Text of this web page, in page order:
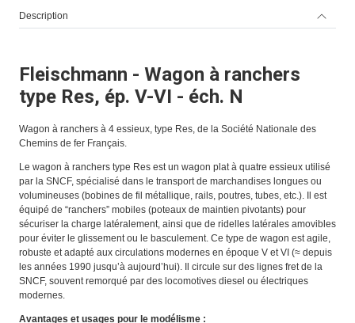
Description
Fleischmann - Wagon à ranchers
type Res, ép. V-VI - éch. N
Wagon à ranchers à 4 essieux, type Res, de la Société Nationale des
Chemins de fer Français.
Le wagon à ranchers type Res est un wagon plat à quatre essieux utilisé
par la SNCF, spécialisé dans le transport de marchandises longues ou
volumineuses (bobines de fil métallique, rails, poutres, tubes, etc.). Il est
équipé de “ranchers” mobiles (poteaux de maintien pivotants) pour
sécuriser la charge latéralement, ainsi que de ridelles latérales amovibles
pour éviter le glissement ou le basculement. Ce type de wagon est agile,
robuste et adapté aux circulations modernes en époque V et VI (≈ depuis
les années 1990 jusqu’à aujourd’hui). Il circule sur des lignes fret de la
SNCF, souvent remorqué par des locomotives diesel ou électriques
modernes.
Avantages et usages pour le modélisme :